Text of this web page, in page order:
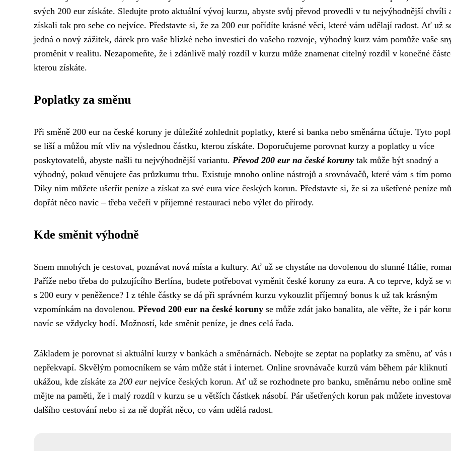
svých 200 eur získáte. Sledujte proto aktuální vývoj kurzu, abyste svůj převod provedli v tu nejvýhodnější chvíli
získali tak pro sebe co nejvíce. Představte si, že za 200 eur pořídíte krásné věci, které vám udělají radost. Ať už
jedná o nový zážitek, dárek pro vaše blízké nebo investici do vašeho rozvoje, výhodný kurz vám pomůže vaše
proměnit v realitu. Nezapomeňte, že i zdánlivě malý rozdíl v kurzu může znamenat citelný rozdíl v konečné
kterou získáte.
Poplatky za směnu
Při směně 200 eur na české koruny je důležité zohlednit poplatky, které si banka nebo směnárna účtuje. Tyto
se liší a můžou mít vliv na výslednou částku, kterou získáte. Doporučujeme porovnat kurzy a poplatky u více
poskytovatelů, abyste našli tu nejvýhodnější variantu. Převod 200 eur na české koruny tak může být snadný a
výhodný, pokud věnujete čas průzkumu trhu. Existuje mnoho online nástrojů a srovnávačů, které vám s tím
Díky nim můžete ušetřit peníze a získat za své eura více českých korun. Představte si, že si za ušetřené peníze
dopřát něco navíc – třeba večeři v příjemné restauraci nebo výlet do přírody.
Kde směnit výhodně
Snem mnohých je cestovat, poznávat nová místa a kultury. Ať už se chystáte na dovolenou do slunné Itálie,
Paříže nebo třeba do pulzujícího Berlína, budete potřebovat vyměnit české koruny za eura. A co teprve, když se
s 200 eury v peněžence? I z téhle částky se dá při správném kurzu vykouzlit příjemný bonus k už tak krásným
vzpomínkám na dovolenou. Převod 200 eur na české koruny se může zdát jako banalita, ale věřte, že i pár
navíc se vždycky hodí. Možností, kde směnit peníze, je dnes celá řada.
Základem je porovnat si aktuální kurzy v bankách a směnárnách. Nebojte se zeptat na poplatky za směnu, ať vás
nepřekvapí. Skvělým pomocníkem se vám může stát i internet. Online srovnávače kurzů vám během pár kliknutí
ukážou, kde získáte za 200 eur nejvíce českých korun. Ať už se rozhodnete pro banku, směnárnu nebo online
mějte na paměti, že i malý rozdíl v kurzu se u větších částkek násobí. Pár ušetřených korun pak můžete
dalšího cestování nebo si za ně dopřát něco, co vám udělá radost.